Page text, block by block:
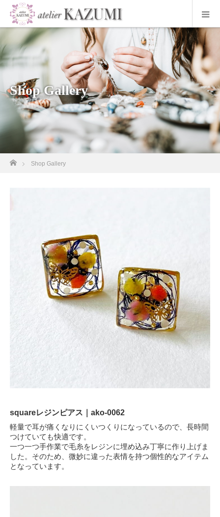
Shop Gallery
ホーム
Shop Gallery
squareレジンピアス｜ako-0062
軽量で耳が痛くなりにくいつくりになっているので、長時間
つけていても快適です。
一つ一つ手作業で毛糸をレジンに埋め込み丁寧に作り上げま
した。そのため、微妙に違った表情を持つ個性的なアイテム
となっています。